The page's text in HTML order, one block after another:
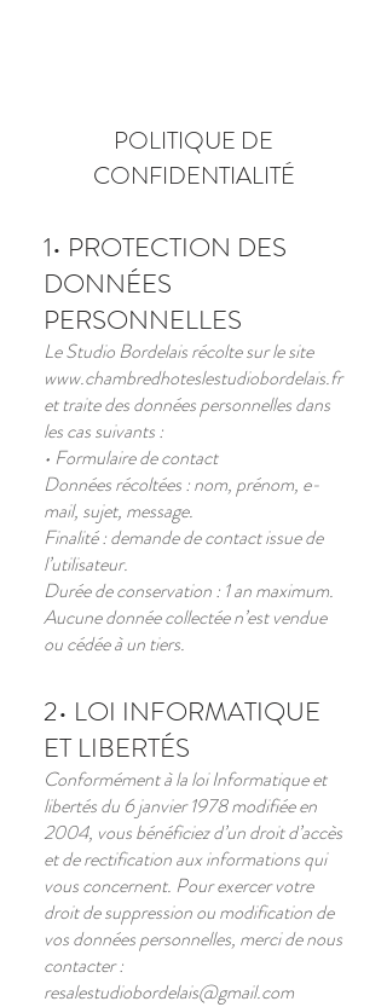
POLITIQUE DE
CONFIDENTIALITÉ
1• PROTECTION DES
DONNÉES
PERSONNELLES
Le Studio Bordelais récolte sur le site
www.chambredhoteslestudiobordelais.fr
et traite des données personnelles dans
les cas suivants :
• Formulaire de contact
Données récoltées : nom, prénom, e-
mail, sujet, message.
Finalité : demande de contact issue de
l’utilisateur.
Durée de conservation : 1 an maximum.
Aucune donnée collectée n’est vendue
ou cédée à un tiers.
2• LOI INFORMATIQUE
ET LIBERTÉS
Conformément à la loi Informatique et
libertés du 6 janvier 1978 modifiée en
2004, vous bénéficiez d’un droit d’accès
et de rectification aux informations qui
vous concernent. Pour exercer votre
droit de suppression ou modification de
vos données personnelles, merci de nous
contacter :
resalestudiobordelais@gmail.com